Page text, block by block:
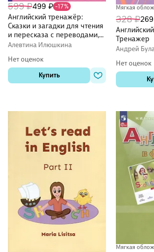
599 ₽499 ₽ -17%
Английский тренажёр:
Сказки и загадки для чтения
и пересказа с переводами,
заданиями к текстам и
Алевтина Илюшкина
Нет оценок
Купить
Мягкая
328 ₽
Тренажер
Андрей
Нет оценок
Мягкая